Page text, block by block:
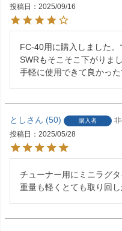
投稿日
2025/09/16
FC-40用に購入しました
SWRもそこそこ下がりまし
手軽に使用できて良かった
とし 50 購入者
投稿日
2025/05/28
チューナー用にミニラグタ
重量も軽くとても取り回